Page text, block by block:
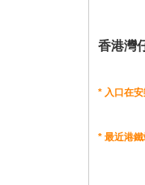
香港灣
* 入口在
*最近港